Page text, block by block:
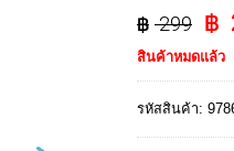
299
฿
สินค้าหมดแล้ว
รหัสสินค้า: